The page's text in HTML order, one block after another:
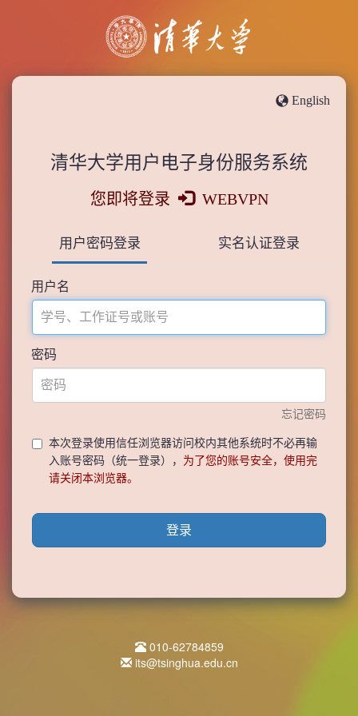
English
清华大学用户电子身份服务系统
您即将登录 WEBVPN
用户密码登录 实名认证登录
用户名
密码
忘记密码
本次登录使用信任浏览器访问校内其他系统时不必再输
入账号密码（统一登录）， 为了您的账号安全，使用完
请关闭本浏览器。
登录
010-62784859
its@tsinghua.edu.cn